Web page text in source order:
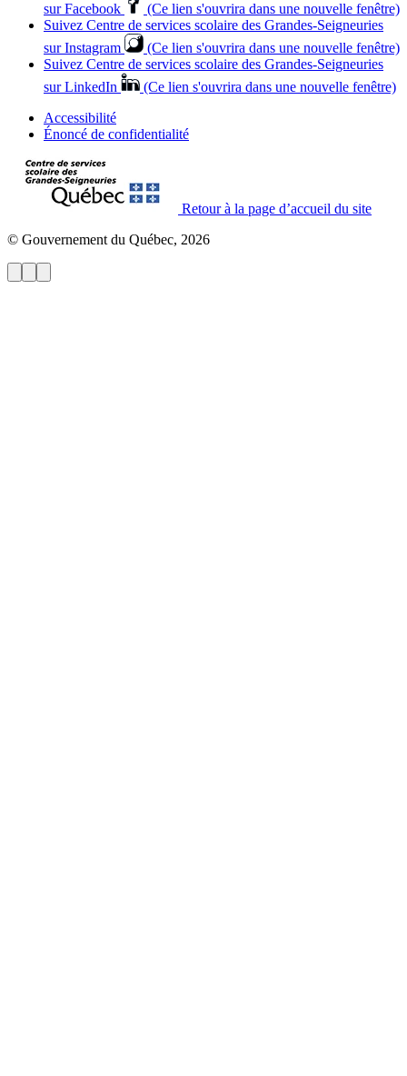
sur Facebook
(Ce lien s'ouvrira dans une nouvelle fenêtre)
Suivez Centre de services scolaire des Grandes‑Seigneuries
sur Instagram
(Ce lien s'ouvrira dans une nouvelle fenêtre)
Suivez Centre de services scolaire des Grandes‑Seigneuries
sur LinkedIn
(Ce lien s'ouvrira dans une nouvelle fenêtre)
Accessibilité
Énoncé de confidentialité
Retour à la page d’accueil du site
© Gouvernement du Québec, 2026